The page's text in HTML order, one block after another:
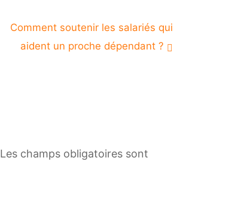
Comment soutenir les salariés qui
aident un proche dépendant ?
Les champs obligatoires sont